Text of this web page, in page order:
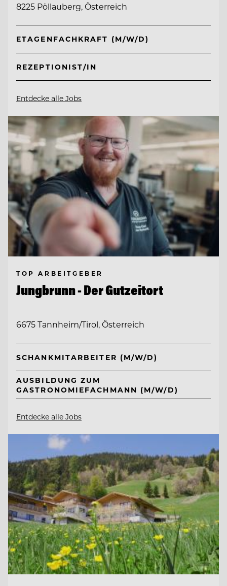
8225 Pöllauberg, Österreich
ETAGENFACHKRAFT (M/W/D)
REZEPTIONIST/IN
Entdecke alle Jobs
TOP ARBEITGEBER
Jungbrunn - Der Gutzeitort
6675 Tannheim/Tirol, Österreich
SCHANKMITARBEITER (M/W/D)
AUSBILDUNG ZUM
GASTRONOMIEFACHMANN (M/W/D)
Entdecke alle Jobs